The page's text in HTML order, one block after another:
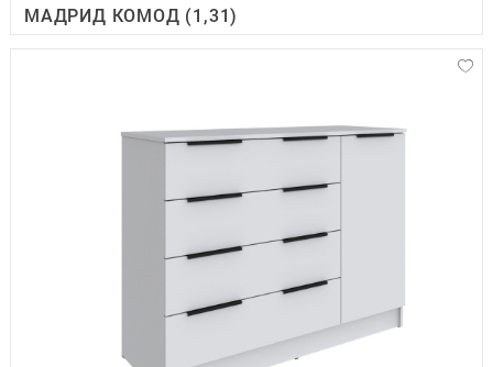
МАДРИД КОМОД (1,31)